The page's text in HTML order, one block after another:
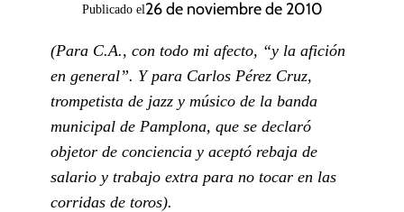
Publicado el26 de noviembre de 2010
(Para C.A., con todo mi afecto, “y la afición
en general”. Y para Carlos Pérez Cruz,
trompetista de jazz y músico de la banda
municipal de Pamplona, que se declaró
objetor de conciencia y aceptó rebaja de
salario y trabajo extra para no tocar en las
corridas de toros).